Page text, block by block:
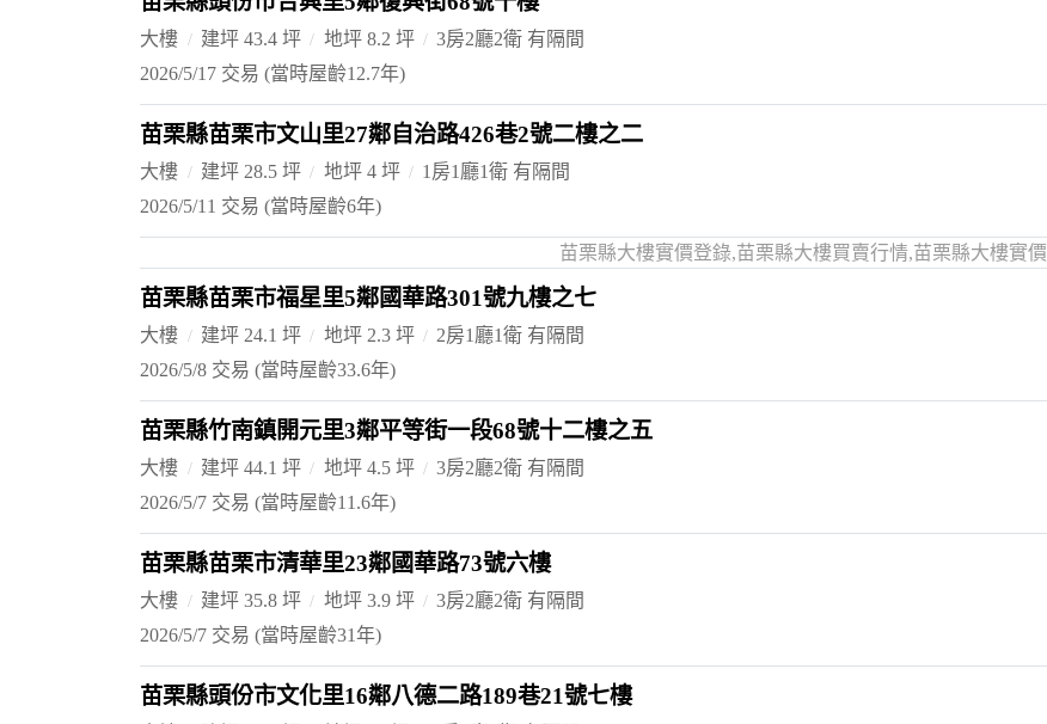
大樓 建坪 43.4 坪 地坪 8.2 坪
3房2廳2衛 有隔間
2026/5/17 交易 (當時屋齡12.7年)
苗栗縣苗栗市文山里27鄰自治路426巷2號二樓之二
大樓 建坪 28.5 坪 地坪 4 坪
1房1廳1衛 有隔間
2026/5/11 交易 (當時屋齡6年)
苗栗縣大樓實價登錄,苗栗縣大樓買賣行情,苗栗縣大樓實價
苗栗縣苗栗市福星里5鄰國華路301號九樓之七
大樓 建坪 24.1 坪 地坪 2.3 坪
2房1廳1衛 有隔間
2026/5/8 交易 (當時屋齡33.6年)
苗栗縣竹南鎮開元里3鄰平等街一段68號十二樓之五
大樓 建坪 44.1 坪 地坪 4.5 坪
3房2廳2衛 有隔間
2026/5/7 交易 (當時屋齡11.6年)
苗栗縣苗栗市清華里23鄰國華路73號六樓
大樓 建坪 35.8 坪 地坪 3.9 坪
3房2廳2衛 有隔間
2026/5/7 交易 (當時屋齡31年)
苗栗縣頭份市文化里16鄰八德二路189巷21號七樓